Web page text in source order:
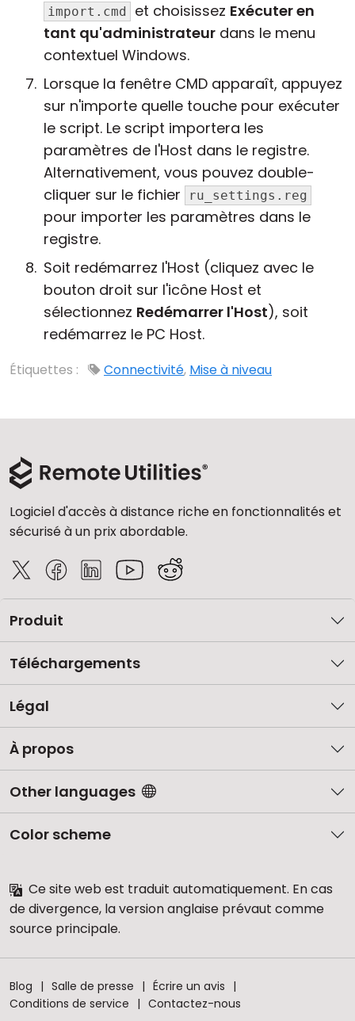
import.cmd et choisissez Exécuter en
tant qu'administrateur dans le menu
contextuel Windows.
Lorsque la fenêtre CMD apparaît, appuyez
sur n'importe quelle touche pour exécuter
le script. Le script importera les
paramètres de l'Host dans le registre.
Alternativement, vous pouvez double-
cliquer sur le fichier
ru_settings.reg
pour importer les paramètres dans le
registre.
Soit redémarrez l'Host (cliquez avec le
bouton droit sur l'icône Host et
sélectionnez Redémarrer l'Host), soit
redémarrez le PC Host.
Étiquettes : Connectivité, Mise à niveau
Logiciel d'accès à distance riche en fonctionnalités et
sécurisé à un prix abordable.
Produit
Téléchargements
Légal
À propos
Other languages
Color scheme
Ce site web est traduit automatiquement. En cas
de divergence, la version anglaise prévaut comme
source principale.
Blog Salle de presse
Écrire un avis
Conditions de service
Contactez-nous